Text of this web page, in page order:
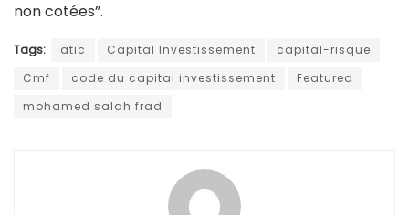
non cotées”.
Tags: atic Capital Investissement
capital-risque
Cmf
code du capital investissement
Featured
mohamed salah frad